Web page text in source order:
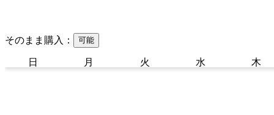
そのまま購入： 可能
日 月 火 水 木